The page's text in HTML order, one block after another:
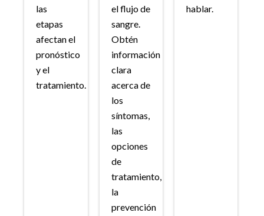
las
etapas
afectan el
pronóstico
y el
tratamiento.
el flujo de
sangre.
Obtén
información
clara
acerca de
los
síntomas,
las
opciones
de
tratamiento,
la
prevención
hablar.